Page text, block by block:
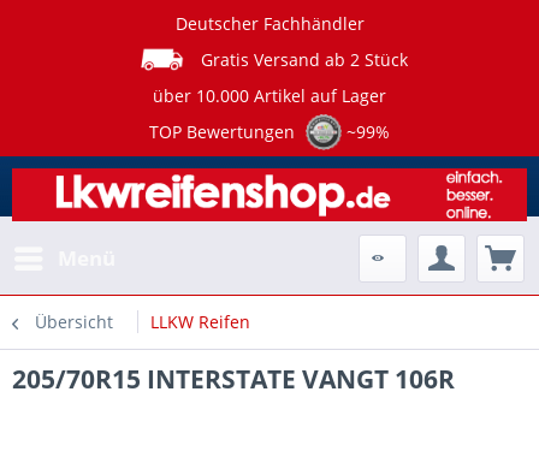
Deutscher Fachhändler
Gratis Versand ab 2 Stück
über 10.000 Artikel auf Lager
TOP Bewertungen
~99%
Übersicht LLKW Reifen
205/70R15 INTERSTATE VANGT 106R